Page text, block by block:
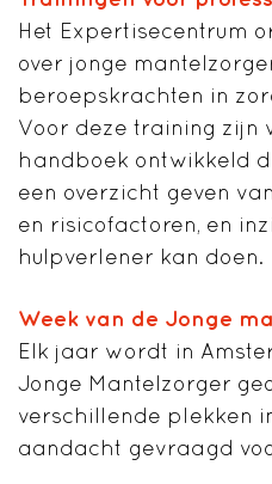
Het Expertisecentrum
over jonge
beroepskrachten in
Voor deze training zijn
handboek ontwikkeld
een overzicht geven
en risicofactoren, en
hulpverlener kan doen.
Week van de Jonge
Elk jaar wordt in
Jonge Mantelzorger
verschillende plekken
aandacht gevraagd